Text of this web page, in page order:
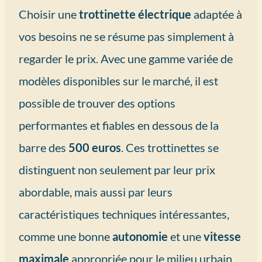
Choisir unetrottinette électrique adaptée à
vos besoins ne se résume pas simplement à
regarder le prix. Avec une gamme variée de
modèles disponibles sur le marché, il est
possible de trouver des options
performantes et fiables en dessous de la
barre des 500 euros . Ces trottinettes se
distinguent non seulement par leur prix
abordable, mais aussi par leurs
caractéristiques techniques intéressantes,
comme une bonneautonomie et unevitesse
maximale appropriée pour le milieu urbain.